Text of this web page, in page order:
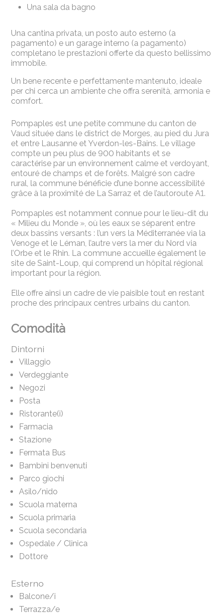
Una sala da bagno
Una cantina privata, un posto auto esterno (a
pagamento) e un garage interno (a pagamento)
completano le prestazioni offerte da questo bellissimo
immobile.
Un bene recente e perfettamente mantenuto, ideale
per chi cerca un ambiente che offra serenità, armonia e
comfort.
Pompaples est une petite commune du canton de
Vaud située dans le district de Morges, au pied du Jura
et entre Lausanne et Yverdon-les-Bains. Le village
compte un peu plus de 900 habitants et se
caractérise par un environnement calme et verdoyant,
entouré de champs et de forêts. Malgré son cadre
rural, la commune bénéficie d’une bonne accessibilité
grâce à la proximité de La Sarraz et de l’autoroute A1.
Pompaples est notamment connue pour le lieu-dit du
« Milieu du Monde », où les eaux se séparent entre
deux bassins versants : l’un vers la Méditerranée via la
Venoge et le Léman, l’autre vers la mer du Nord via
l’Orbe et le Rhin. La commune accueille également le
site de Saint-Loup, qui comprend un hôpital régional
important pour la région.
Elle offre ainsi un cadre de vie paisible tout en restant
proche des principaux centres urbains du canton.
Comodità
Dintorni
Villaggio
Verdeggiante
Negozi
Posta
Ristorante(i)
Farmacia
Stazione
Fermata Bus
Bambini benvenuti
Parco giochi
Asilo/nido
Scuola materna
Scuola primaria
Scuola secondaria
Ospedale / Clinica
Dottore
Esterno
Balcone/i
Terrazza/e